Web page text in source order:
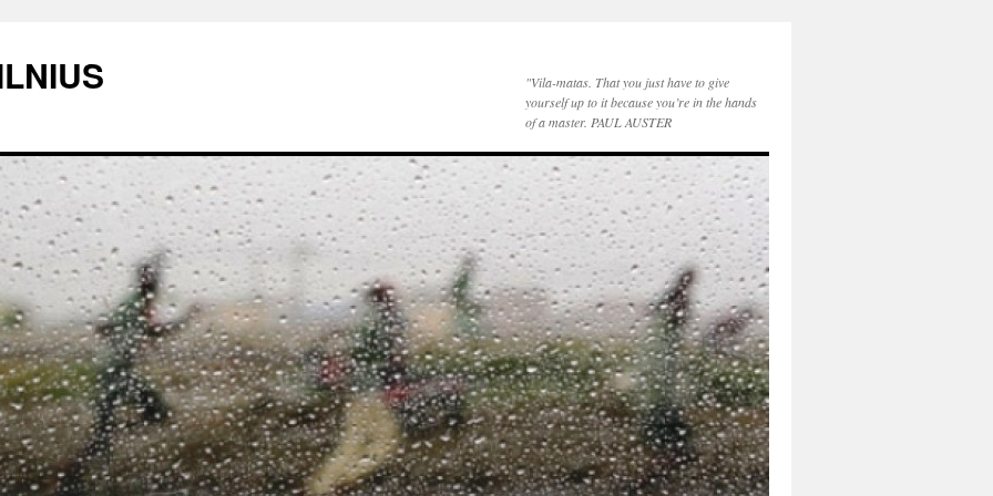
"Vila-matas. That you just have to give
yourself up to it because you’re in the hands
of a master. PAUL AUSTER